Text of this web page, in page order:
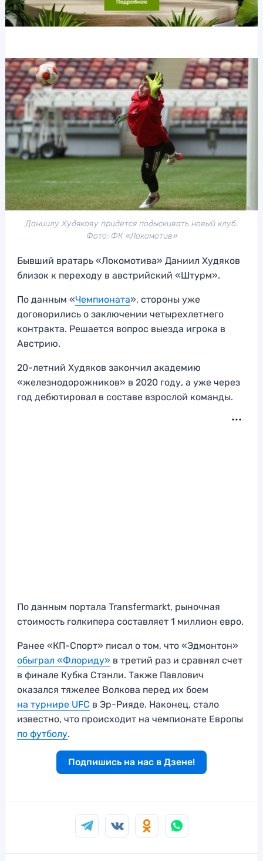
Даниилу Худякову придется подыскивать новый клуб.
Фото: ФК «Локомотив»
Бывший вратарь «Локомотива» Даниил Худяков
близок к переходу в австрийский «Штурм».
По данным «Чемпионата», стороны уже
договорились о заключении четырехлетнего
контракта. Решается вопрос выезда игрока в
Австрию.
20-летний Худяков закончил академию
«железнодорожников» в 2020 году, а уже через
год дебютировал в составе взрослой команды.
По данным портала Transfermarkt, рыночная
стоимость голкипера составляет 1 миллион евро.
Ранее «КП-Спорт» писал о том, что «Эдмонтон»
обыграл «Флориду» в третий раз и сравнял счет
в финале Кубка Стэнли. Также Павлович
оказался тяжелее Волкова перед их боем
на турнире UFC в Эр-Рияде. Наконец, стало
известно, что происходит на чемпионате Европы
по футболу.
Подпишись на нас в Дзене!